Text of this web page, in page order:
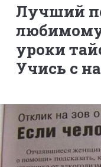
Лучший
уроки
Учись с